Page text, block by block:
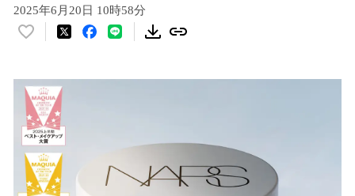
2025年6月20日 10時58分
い
！
数
を
読
み
込
み